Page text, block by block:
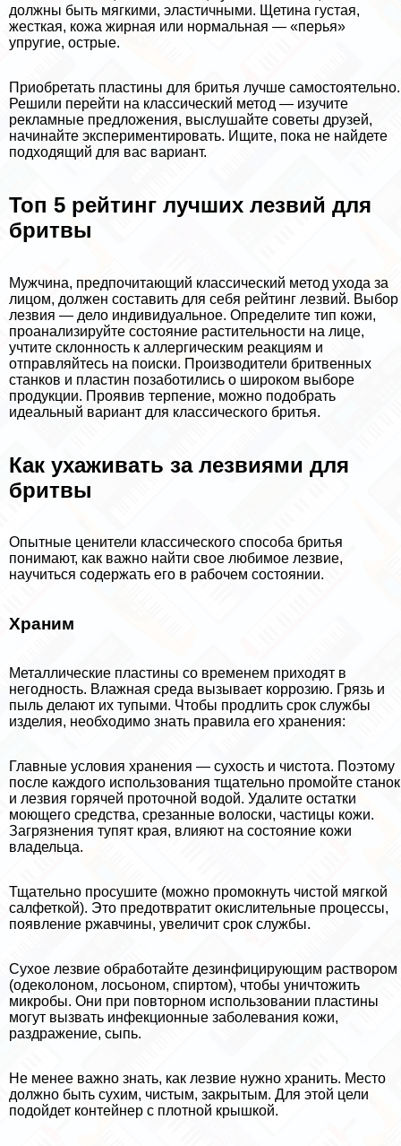
должны быть мягкими, эластичными. Щетина густая,
жесткая, кожа жирная или нормальная — «перья»
упругие, острые.
Приобретать пластины для бритья лучше самостоятельно.
Решили перейти на классический метод — изучите
рекламные предложения, выслушайте советы друзей,
начинайте экспериментировать. Ищите, пока не найдете
подходящий для вас вариант.
Топ 5 рейтинг лучших лезвий для
бритвы
Мужчина, предпочитающий классический метод ухода за
лицом, должен составить для себя рейтинг лезвий. Выбор
лезвия — дело индивидуальное. Определите тип кожи,
проанализируйте состояние растительности на лице,
учтите склонность к аллергическим реакциям и
отправляйтесь на поиски. Производители бритвенных
станков и пластин позаботились о широком выборе
продукции. Проявив терпение, можно подобрать
идеальный вариант для классического бритья.
Как ухаживать за лезвиями для
бритвы
Опытные ценители классического способа бритья
понимают, как важно найти свое любимое лезвие,
научиться содержать его в рабочем состоянии.
Храним
Металлические пластины со временем приходят в
негодность. Влажная среда вызывает коррозию. Грязь и
пыль делают их тупыми. Чтобы продлить срок службы
изделия, необходимо знать правила его хранения:
Главные условия хранения — сухость и чистота. Поэтому
после каждого использования тщательно промойте станок
и лезвия горячей проточной водой. Удалите остатки
моющего средства, срезанные волоски, частицы кожи.
Загрязнения тупят края, влияют на состояние кожи
владельца.
Тщательно просушите (можно промокнуть чистой мягкой
салфеткой). Это предотвратит окислительные процессы,
появление ржавчины, увеличит срок службы.
Сухое лезвие обработайте дезинфицирующим раствором
(одеколоном, лосьоном, спиртом), чтобы уничтожить
микробы. Они при повторном использовании пластины
могут вызвать инфекционные заболевания кожи,
раздражение, сыпь.
Не менее важно знать, как лезвие нужно хранить. Место
должно быть сухим, чистым, закрытым. Для этой цели
подойдет контейнер с плотной крышкой.